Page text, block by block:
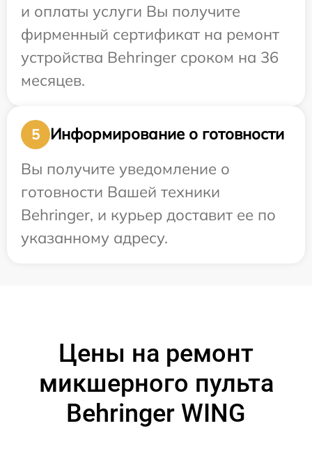
и оплаты услуги Вы получите
фирменный сертификат на ремонт
устройства Behringer сроком на 36
месяцев.
5
Информирование о готовности
Вы получите уведомление о
готовности Вашей техники
Behringer, и курьер доставит ее по
указанному адресу.
Цены на ремонт
микшерного пульта
Behringer WING